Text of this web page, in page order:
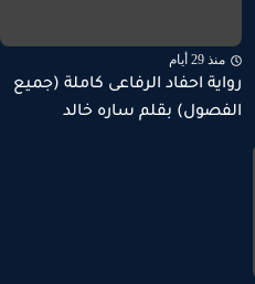
منذ 29 أيام
رواية احفاد الرفاعى كاملة (جميع
الفصول) بقلم ساره خالد